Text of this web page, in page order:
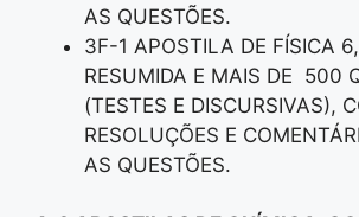
AS QUESTÕES.
3F-1 APOSTILA DE FÍSICA
RESUMIDA E MAIS DE 500
(TESTES E DISCURSIVAS),
RESOLUÇÕES E
AS QUESTÕES.